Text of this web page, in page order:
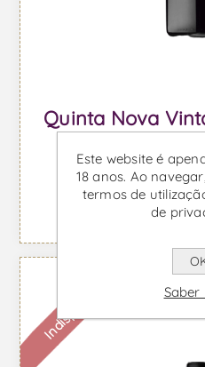
Quinta Nova
Desde
Indisponível
Este website é
18 anos. Ao
termos de
de
Saber